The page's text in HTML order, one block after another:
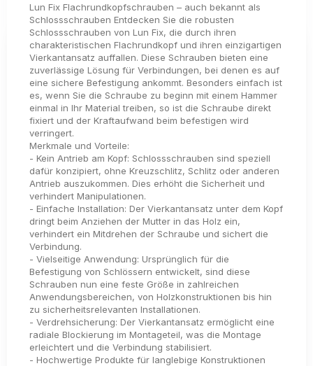
Lun Fix Flachrundkopfschrauben – auch bekannt als
Schlossschrauben Entdecken Sie die robusten
Schlossschrauben von Lun Fix, die durch ihren
charakteristischen Flachrundkopf und ihren einzigartigen
Vierkantansatz auffallen. Diese Schrauben bieten eine
zuverlässige Lösung für Verbindungen, bei denen es auf
eine sichere Befestigung ankommt. Besonders einfach ist
es, wenn Sie die Schraube zu beginn mit einem Hammer
einmal in Ihr Material treiben, so ist die Schraube direkt
fixiert und der Kraftaufwand beim befestigen wird
verringert.
Merkmale und Vorteile:
- Kein Antrieb am Kopf: Schlossschrauben sind speziell
dafür konzipiert, ohne Kreuzschlitz, Schlitz oder anderen
Antrieb auszukommen. Dies erhöht die Sicherheit und
verhindert Manipulationen.
- Einfache Installation: Der Vierkantansatz unter dem Kopf
dringt beim Anziehen der Mutter in das Holz ein,
verhindert ein Mitdrehen der Schraube und sichert die
Verbindung.
- Vielseitige Anwendung: Ursprünglich für die
Befestigung von Schlössern entwickelt, sind diese
Schrauben nun eine feste Größe in zahlreichen
Anwendungsbereichen, von Holzkonstruktionen bis hin
zu sicherheitsrelevanten Installationen.
- Verdrehsicherung: Der Vierkantansatz ermöglicht eine
radiale Blockierung im Montageteil, was die Montage
erleichtert und die Verbindung stabilisiert.
- Hochwertige Produkte für langlebige Konstruktionen